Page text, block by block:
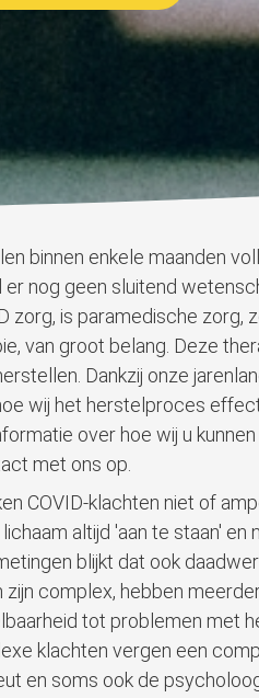
binnen enkele maanden
nog geen sluitend
zorg, is paramedische zorg,
van groot belang. Deze
Dankzij onze
wij het herstelproces
over hoe wij u
met ons op.
COVID-klachten niet of
altijd 'aan te staan' en
blijkt dat ook
zijn complex, hebben
tot problemen met
klachten vergen een
en soms ook de